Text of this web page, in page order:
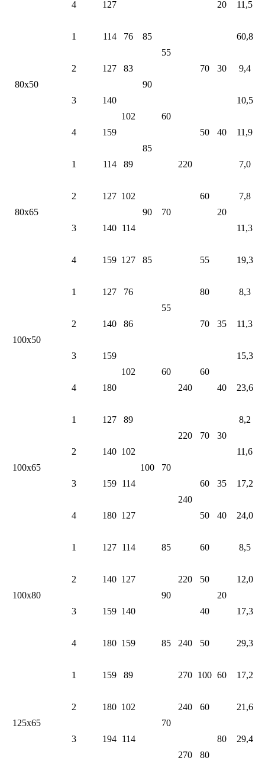
220
4 127 20 11,5
80х50
1 114 76
85
55
70
30
60,8
2 127
83
90
9,4
3
140
102
60
10,5
4
159
85
50 40 11,9
80х65
1 114 89
70
60
20
7,0
2 127 102
90
7,8
3 140 114 11,3
4 159 127 85 55 19,3
100х50
1 127 76
100
55
80
35
8,3
2 140 86 70 11,3
3
159
102
60 60
15,3
4 180 240 40 23,6
100х65
1 127 89
70
220 70 30
8,2
2 140 102 11,6
3 159 114
240
60 35 17,2
4 180 127 50 40 24,0
100х80
1 127 114 85
220
60
20
8,5
2 140 127
90
50 12,0
3 159 140 40 17,3
4 180 159 85 240 50 29,3
125х65
1 159 89
70
270 100 60 17,2
2 180 102 240 60
80
21,6
3 194 114
270
80
29,4